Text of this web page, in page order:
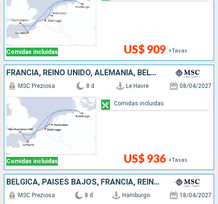
Comidas incluidas US$ 909 +Tasas
FRANCIA, REINO UNIDO, ALEMANIA, BÉLGICA, PAISES BAJOS
Comidas incluidas
MSC Preziosa 8 d Le Havre 08/04/2027
US$ 936 +Tasas
Comidas incluidas
BÉLGICA, PAISES BAJOS, FRANCIA, REINO UNIDO, ALEMANIA
MSC Preziosa 8 d Hamburgo 18/04/2027